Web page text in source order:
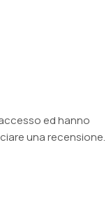
ed hanno
una recensione.